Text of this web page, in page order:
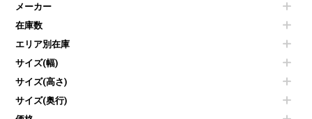
その他OA機器
コートハンガー・ポールハンガー
傘立て
食器棚・キッチンキャビネット
カタログスタンド
オフィスアクセサリーその他
カウンターテーブル
センターテーブル・サイドテーブル
ベンチ・スツール
ソファ
シェルフ
ダストボックス（ゴミ箱）
インテリア家具その他
冷蔵庫・洗濯機
空気清浄機・加湿器
液晶テレビ・モニター類
エアコン
掃除機
季節家電
メーカー
在庫数
エリア別在庫
サイズ(幅)
サイズ(高さ)
サイズ(奥行)